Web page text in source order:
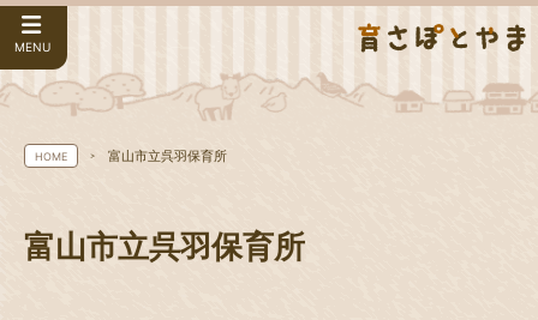
MENU
HOME 富山市立呉羽保育所
富山市立呉羽保育所